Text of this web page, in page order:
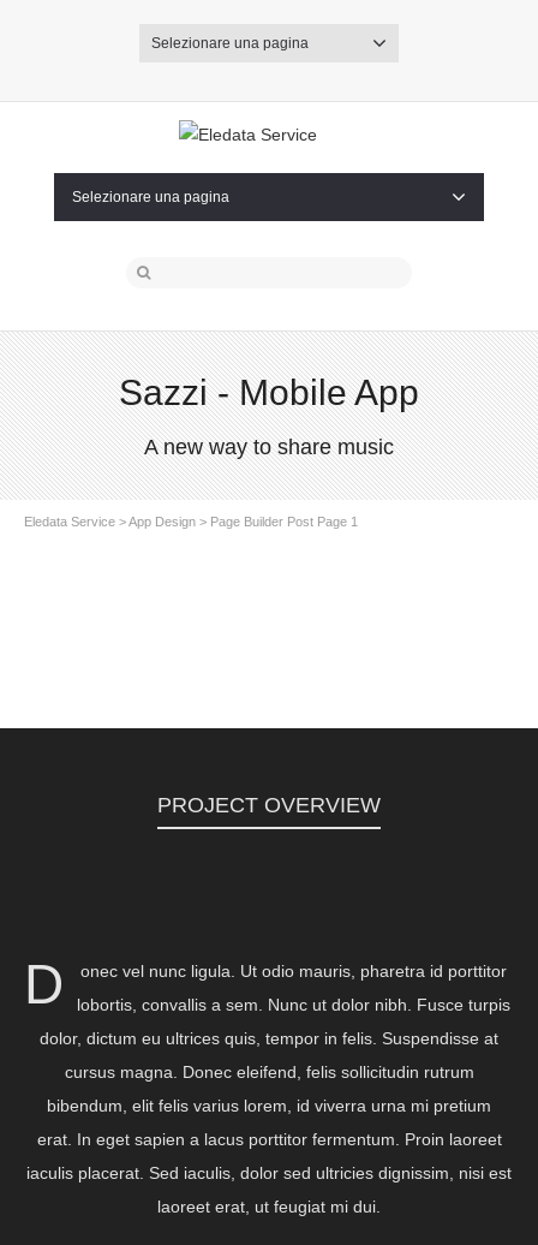
Selezionare una pagina
Selezionare una pagina
Sazzi - Mobile App
A new way to share music
Eledata Service >App Design > Page Builder Post Page 1
PROJECT OVERVIEW
D
onec vel nunc ligula. Ut odio mauris, pharetra id porttitor
lobortis, convallis a sem. Nunc ut dolor nibh. Fusce turpis
dolor, dictum eu ultrices quis, tempor in felis. Suspendisse at
cursus magna. Donec eleifend, felis sollicitudin rutrum
bibendum, elit felis varius lorem, id viverra urna mi pretium
erat. In eget sapien a lacus porttitor fermentum. Proin laoreet
iaculis placerat. Sed iaculis, dolor sed ultricies dignissim, nisi est
laoreet erat, ut feugiat mi dui.